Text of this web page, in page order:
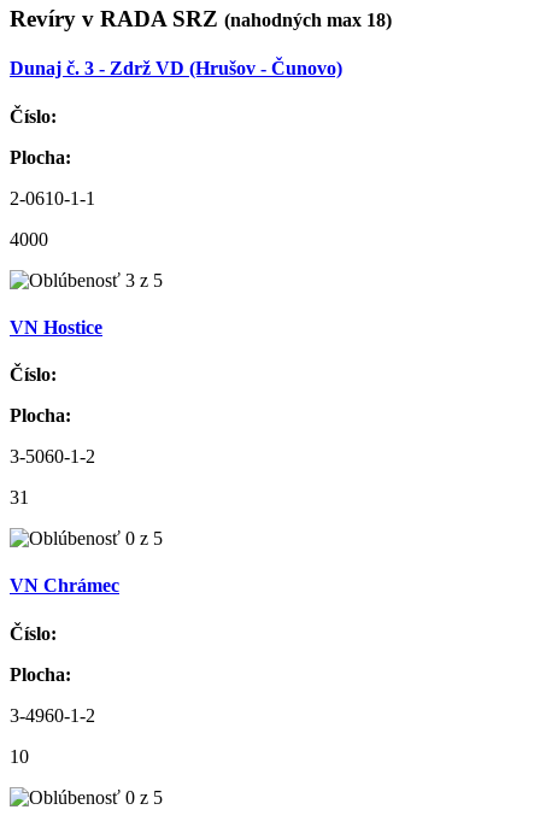
Revíry v RADA SRZ (nahodných max 18)
Dunaj č. 3 - Zdrž VD (Hrušov - Čunovo)
Číslo:
Plocha:
2-0610-1-1
4000
VN Hostice
Číslo:
Plocha:
3-5060-1-2
31
VN Chrámec
Číslo:
Plocha:
3-4960-1-2
10